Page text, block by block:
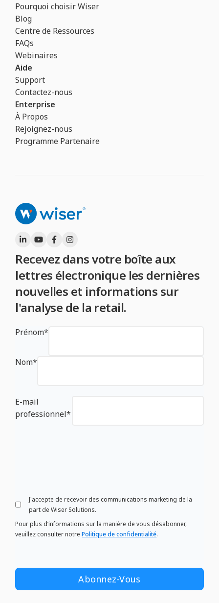
Pourquoi choisir Wiser
Blog
Centre de Ressources
FAQs
Webinaires
Aide
Support
Contactez-nous
Enterprise
À Propos
Rejoignez-nous
Programme Partenaire
Recevez dans votre boîte aux
lettres électronique les dernières
nouvelles et informations sur
l'analyse de la retail.
Prénom*
Nom*
E-mail
professionnel*
J'accepte de recevoir des communications marketing de la
part de Wiser Solutions.
Pour plus d’informations sur la manière de vous désabonner,
veuillez consulter notrePolitique de confidentialité.